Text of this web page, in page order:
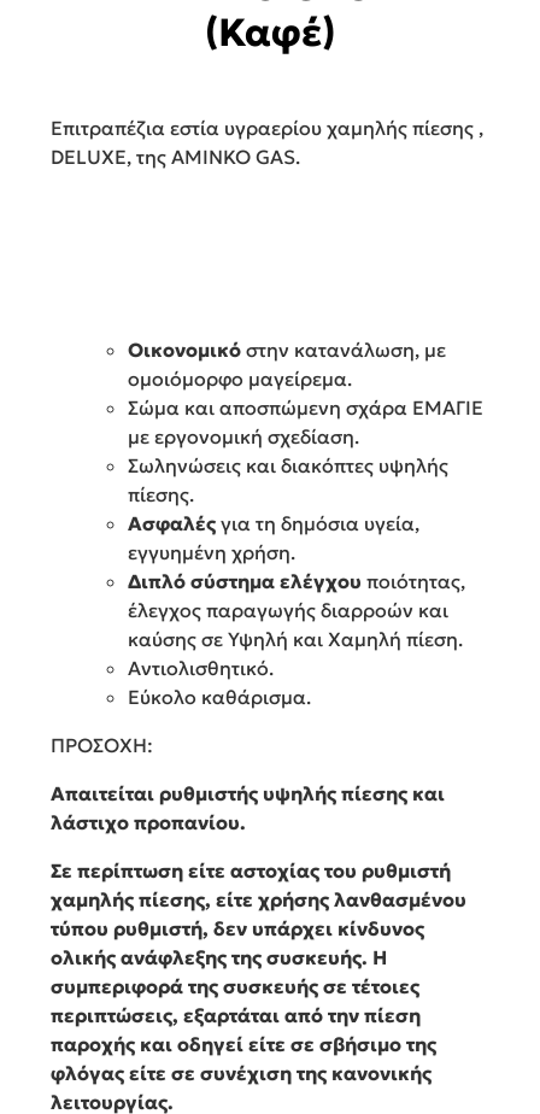
(Καφέ)
Eπιτραπέζια εστία υγραερίου χαμηλής πίεσης ,
DELUXE, της AMINKO GAS.
Οικονομικό στην κατανάλωση, με
ομοιόμορφο μαγείρεμα.
Σώμα και αποσπώμενη σχάρα ΕΜΑΓΙΕ
με εργονομική σχεδίαση.
Σωληνώσεις και διακόπτες υψηλής
πίεσης.
Ασφαλές για τη δημόσια υγεία,
εγγυημένη χρήση.
Διπλό σύστημα ελέγχου ποιότητας,
έλεγχος παραγωγής διαρροών και
καύσης σε Υψηλή και Χαμηλή πίεση.
Αντιολισθητικό.
Εύκολο καθάρισμα.
ΠΡΟΣΟΧΗ:
Απαιτείται ρυθμιστής υψηλής πίεσης και
λάστιχο προπανίου.
Σε περίπτωση είτε αστοχίας του ρυθμιστή
χαμηλής πίεσης, είτε χρήσης λανθασμένου
τύπου ρυθμιστή, δεν υπάρχει κίνδυνος
ολικής ανάφλεξης της συσκευής. Η
συμπεριφορά της συσκευής σε τέτοιες
περιπτώσεις, εξαρτάται από την πίεση
παροχής και οδηγεί είτε σε σβήσιμο της
φλόγας είτε σε συνέχιση της κανονικής
λειτουργίας.